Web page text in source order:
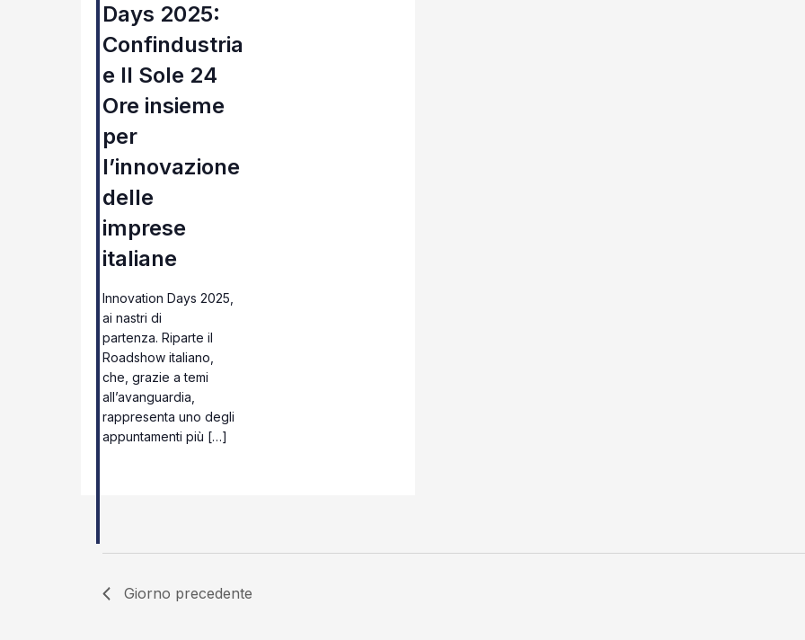
Days 2025:
Confindustria
e Il Sole 24
Ore insieme
per
l’innovazione
delle
imprese
italiane
Innovation Days 2025,
ai nastri di
partenza. Riparte il
Roadshow italiano,
che, grazie a temi
all’avanguardia,
rappresenta uno degli
appuntamenti più […]
Giorno precedente